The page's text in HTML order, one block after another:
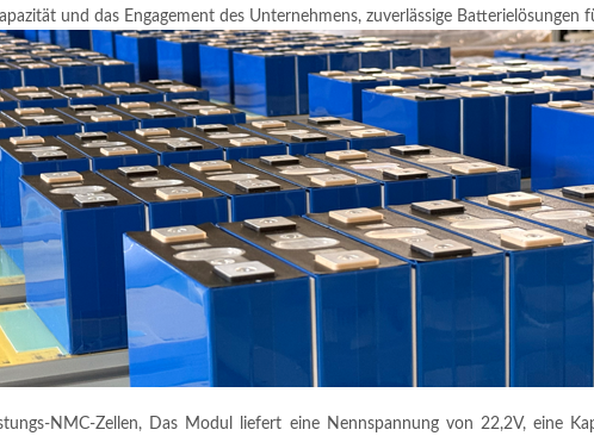
und das Engagement des Unternehmens, zuverlässige Batterielösungen
NMC-Zellen, Das Modul liefert eine Nennspannung von 22,2V, eine